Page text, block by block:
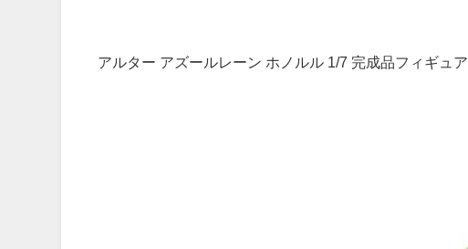
アルター アズールレーン ホノルル 1/7 完成品フィギュア